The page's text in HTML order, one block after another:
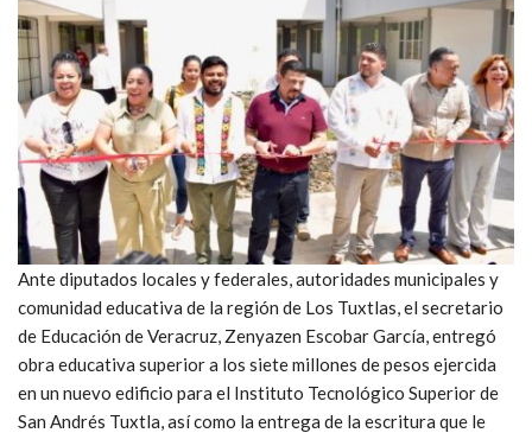
Ante diputados locales y federales, autoridades municipales y
comunidad educativa de la región de Los Tuxtlas, el secretario
de Educación de Veracruz, Zenyazen Escobar García, entregó
obra educativa superior a los siete millones de pesos ejercida
en un nuevo edificio para el Instituto Tecnológico Superior de
San Andrés Tuxtla, así como la entrega de la escritura que le